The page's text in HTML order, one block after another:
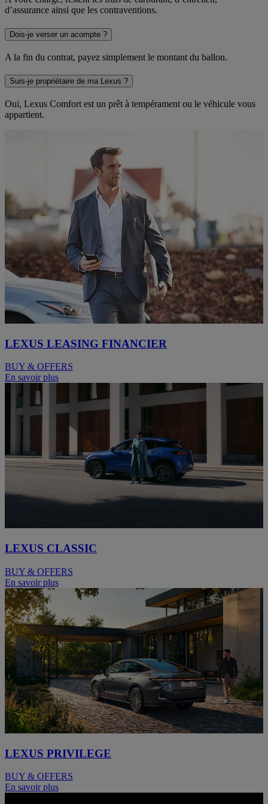
d’assurance ainsi que les contraventions.
Dois-je verser un acompte ?
A la fin du contrat, payez simplement le montant du ballon.
Suis-je propriétaire de ma Lexus ?
Oui, Lexus Comfort est un prêt à tempérament ou le véhicule vous
appartient.
LEXUS LEASING FINANCIER
BUY & OFFERS
En savoir plus
LEXUS CLASSIC
BUY & OFFERS
En savoir plus
LEXUS PRIVILEGE
BUY & OFFERS
En savoir plus